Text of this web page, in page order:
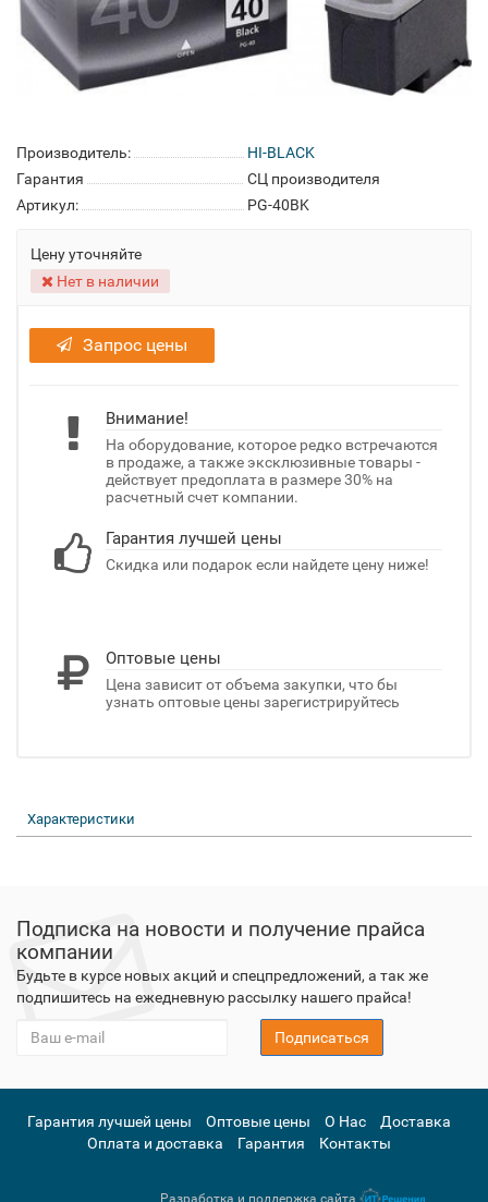
Производитель:
HI-BLACK
Гарантия
СЦ производителя
Артикул:
PG-40BK
Цену уточняйте
Нет в наличии
Запрос цены
Внимание!
На оборудование, которое редко встречаются
в продаже, а также эксклюзивные товары -
действует предоплата в размере 30% на
расчетный счет компании.
Гарантия лучшей цены
Скидка или подарок если найдете цену ниже!
Оптовые цены
Цена зависит от объема закупки, что бы
узнать оптовые цены зарегистрируйтесь
Характеристики
Подписка на новости и получение прайса
компании
Будьте в курсе новых акций и спецпредложений, а так же
подпишитесь на ежедневную рассылку нашего прайса!
Подписаться
Гарантия лучшей цены Оптовые цены О Нас
Доставка
Оплата и доставка
Гарантия Контакты
Разработка и поддержка сайта